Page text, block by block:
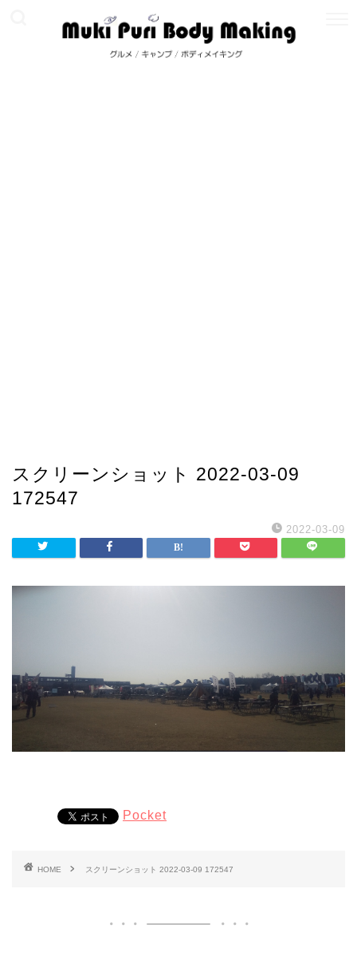
スクリーンショット 2022-03-09
172547
2022-03-09
Pocket
HOME スクリーンショット 2022-03-09 172547